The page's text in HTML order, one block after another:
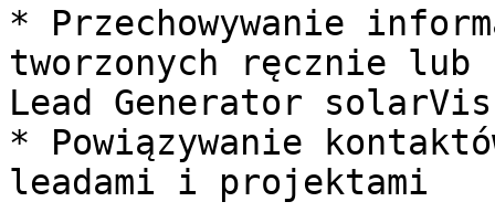
* Przechowywanie
tworzonych ręcznie lub
Lead Generator solarVis
* Powiązywanie
leadami i projektami